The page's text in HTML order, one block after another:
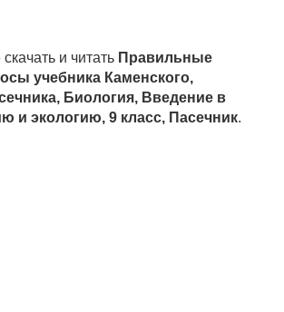
и читать Правильные
учебника Каменского,
Биология, Введение в
и экологию, 9 класс, Пасечник.